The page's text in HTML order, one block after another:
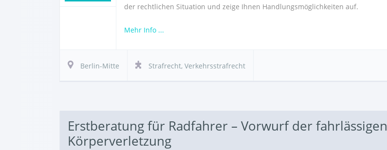
der rechtlichen Situation und zeige Ihnen Handlungsmöglichkeiten auf.
Mehr Info ...
Berlin-Mitte Strafrecht, Verkehrsstrafrecht
Erstberatung für Radfahrer – Vorwurf der fahrlässigen
Körperverletzung